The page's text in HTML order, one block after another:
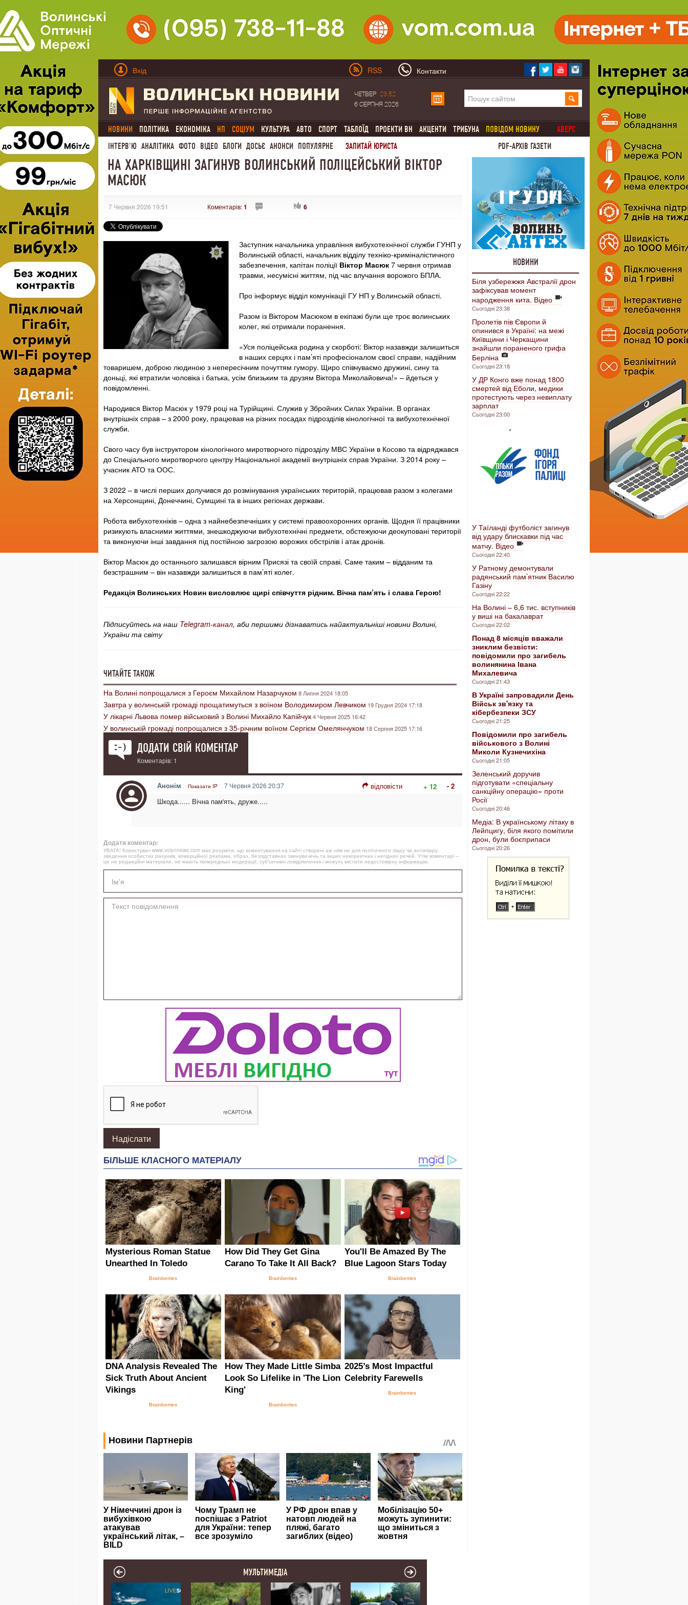
Вхід RSS Контакти
ЧЕТВЕР
23:52
6 СЕРПНЯ 2026
НОВИНИ ПОЛІТИКА ЕКОНОМІКА НП СОЦІУМ КУЛЬТУРА АВТО СПОРТ ТАБЛОЇД ПРОЕКТИ ВН АКЦЕНТИ ТРИБУНА ПОВІДОМ НОВИНУ
АВЕРС
ІНТЕРВ'Ю АНАЛІТИКА ФОТО ВІДЕО БЛОГИ ДОСЬЄ АНОНСИ ПОПУЛЯРНЕ ЗАПИТАЙ ЮРИСТА PDF-АРХІВ ГАЗЕТИ
НА ХАРКІВЩИНІ ЗАГИНУВ ВОЛИНСЬКИЙ ПОЛІЦЕЙСЬКИЙ ВІКТОР
МАСЮК
7 Червня 2026 19:51 Коментарів:1 6
Заступник начальника управління вибухотехнічної служби ГУНП у
Волинській області, начальник відділу техніко-криміналістичного
забезпечення, капітан поліції Віктор Масюк 7 червня отримав
травми, несумісні життям, під час влучання ворожого БПЛА.
Про інформує відділ комунікації ГУ НП у Волинській області.
Разом із Віктором Масюком в екіпажі були ще троє волинських
колег, які отримали поранення.
«Уся поліцейська родина у скорботі: Віктор назавжди залишиться
в наших серцях і пам’яті професіоналом своєї справи, надійним
товаришем, доброю людиною з непересічним почуттям гумору. Щиро співчуваємо дружині, сину та
доньці, які втратили чоловіка і батька, усім близьким та друзям Віктора Миколайовича!» – йдеться у
повідомленні.
Народився Віктор Масюк у 1979 році на Турійщині. Служив у Збройних Силах України. В органах
внутрішніх справ – з 2000 року, працював на різних посадах підрозділів кінологічної та вибухотехнічної
служби.
Свого часу був інструктором кінологічного миротворчого підрозділу МВС України в Косово та відряджався
до Спеціального миротворчого центру Національної академії внутрішніх справ України. З 2014 року –
учасник АТО та ООС.
З 2022 – в числі перших долучився до розмінування українських територій, працював разом з колегами
на Херсонщині, Донеччині, Сумщині та в інших регіонах держави.
Робота вибухотехніків – одна з найнебезпечніших у системі правоохоронних органів. Щодня її працівники
ризикують власними життями, знешкоджуючи вибухотехнічні предмети, обстежуючи деокуповані території
та виконуючи інші завдання під постійною загрозою ворожих обстрілів і атак дронів.
Віктор Масюк до останнього залишався вірним Присязі та своїй справі. Саме таким – відданим та
безстрашним – він назавжди залишиться в пам’яті колег.
Редакція Волинських Новин висловлює щирі співчуття рідним. Вічна пам’ять і слава Герою!
Підписуйтесь на наш Telegram-канал, аби першими дізнаватись найактуальніші новини Волині,
України та світу
ЧИТАЙТЕ ТАКОЖ
На Волині попрощалися з Героєм Михайлом Назарчуком 8 Липня 2024 18:05
Завтра у волинській громаді прощатимуться з воїном Володимиром Левчиком 19 Грудня 2024 17:18
У лікарні Львова помер військовий з Волині Михайло Капійчук4 Червня 2025 16:42
У волинській громаді попрощалися з 35-річним воїном Сергієм Омелянчуком 18 Серпня 2025 17:16
ДОДАТИ СВІЙ КОМЕНТАР
Коментарів: 1
Анонім Показати IP 7 Червня 2026 20:37 відповісти + 12
- 2
Шкода...... Вічна пам'ять, друже.....
Додати коментар:
УВАГА! Користувач www.volynnews.com має розуміти, що коментування на сайті створені аж ніяк не для політичного піару чи антипіару,
зведення особистих рахунків, комерційної реклами, образ, безпідставних звинувачень та інших некоректних і негідних речей. Утім коментарі –
це не редакційні матеріали, не мають попередньої модерації, суб’єктивні повідомлення і можуть містити недостовірну інформацію.
НОВИНИ
Біля узбережжя Австралії дрон
зафіксував момент
народження кита. Відео
Сьогодні 23:38
Пролетів пів Європи й
опинився в Україні: на межі
Київщини і Черкащини
знайшли пораненого грифа
Берліна
Сьогодні 23:18
У ДР Конго вже понад 1800
смертей від Еболи, медики
протестують через невиплату
зарплат
Сьогодні 23:00
У Таїланді футболіст загинув
від удару блискавки під час
матчу. Відео
Сьогодні 22:40
У Ратному демонтували
радянський пам’ятник Василю
Газіну
Сьогодні 22:22
На Волині – 6,6 тис. вступників
у виші на бакалаврат
Сьогодні 22:02
Понад 8 місяців вважали
зниклим безвісти:
повідомили про загибель
волинянина Івана
Михалевича
Сьогодні 21:43
В Україні запровадили День
Військ зв'язку та
кібербезпеки ЗСУ
Сьогодні 21:25
Повідомили про загибель
військового з Волині
Миколи Кузнечихіна
Сьогодні 21:05
Зеленський доручив
підготувати «спеціальну
санкційну операцію» проти
Росії
Сьогодні 20:46
Медіа: В українському літаку в
Лейпцигу, біля якого помітили
дрон, були боєприпаси
Сьогодні 20:26
МУЛЬТИМЕДІА